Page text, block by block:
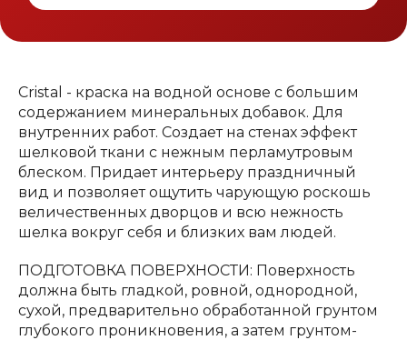
Cristal - краска на водной основе с большим
содержанием минеральных добавок. Для
внутренних работ. Создает на стенах эффект
шелковой ткани с нежным перламутровым
блеском. Придает интерьеру праздничный
вид и позволяет ощутить чарующую роскошь
величественных дворцов и всю нежность
шелка вокруг себя и близких вам людей.
ПОДГОТОВКА ПОВЕРХНОСТИ: Поверхность
должна быть гладкой, ровной, однородной,
сухой, предварительно обработанной грунтом
глубокого проникновения, а затем грунтом-